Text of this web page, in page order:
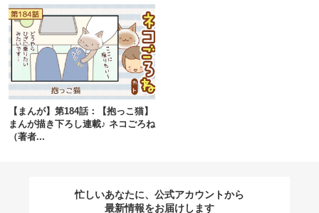
【まんが】第184話：【抱っこ猫】
まんが描き下ろし連載♪ ネコごろね
（著者...
忙しいあなたに、公式アカウントから
最新情報をお届けします
pecodogs
いぬ部をフォロー
アプリをダウンロードする